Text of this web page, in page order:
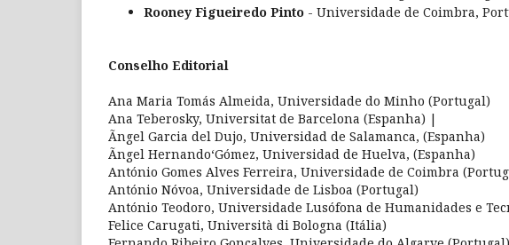
Rooney Figueiredo Pinto - Universidade de Coimbra,
Conselho Editorial
Ana Maria Tomás Almeida, Universidade do Minho (Portugal)
Ana Teberosky, Universitat de Barcelona (Espanha) |
Ãngel Garcia del Dujo, Universidad de Salamanca, (Espanha)
Ãngel Hernando‘Gómez, Universidad de Huelva, (Espanha)
António Gomes Alves Ferreira, Universidade de Coimbra
António Nóvoa, Universidade de Lisboa (Portugal)
António Teodoro, Universidade Lusófona de Humanidades e
Felice Carugati, Università di Bologna (Itália)